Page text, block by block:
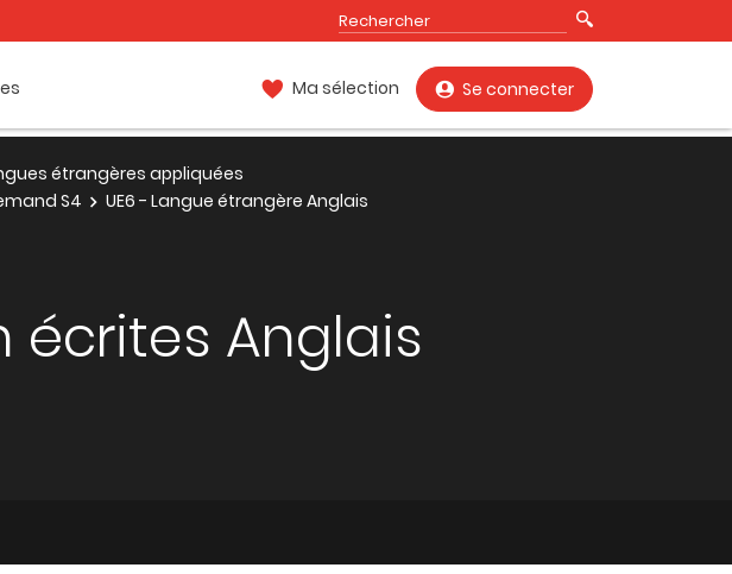
Ma sélection Se connecter
étrangères appliquées
S4
UE6 - Langue étrangère Anglais
écrites Anglais